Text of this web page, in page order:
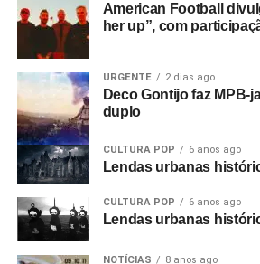
American Football
her up”, com
URGENTE 2 dias ago
Deco Gontijo faz MPB-
duplo
CULTURA POP 6 anos ago
Lendas urbanas
CULTURA POP 6 anos ago
Lendas urbanas
NOTÍCIAS 8 anos ago